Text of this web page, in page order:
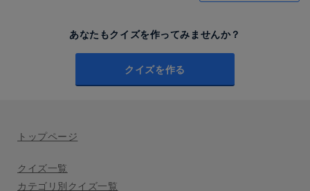
あなたもクイズを作ってみませんか？
クイズを作る
トップページ
クイズ一覧
カテゴリ別クイズ一覧